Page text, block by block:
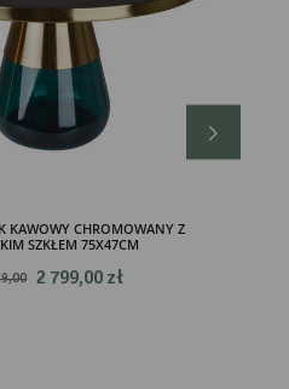
KAWOWY CHROMOWANY Z
SZKŁEM 75X47CM
2 799,00 zł